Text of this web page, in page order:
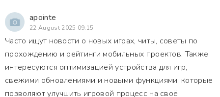
apointe
22 August 2025 09:15
Часто ищут новости о новых играх, читы, советы по
прохождению и рейтинги мобильных проектов. Также
интересуются оптимизацией устройства для игр,
свежими обновлениями и новыми функциями, которые
позволяют улучшить игровой процесс на своё